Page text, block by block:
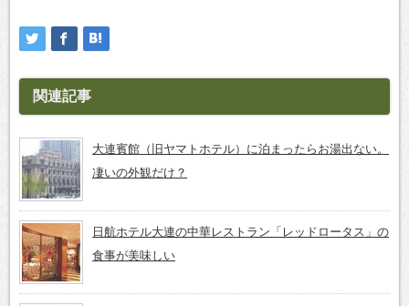
関連記事
大連賓館（旧ヤマトホテル）に泊まったらお湯出ない。
凄いの外観だけ？
日航ホテル大連の中華レストラン「レッドロータス」の
食事が美味しい